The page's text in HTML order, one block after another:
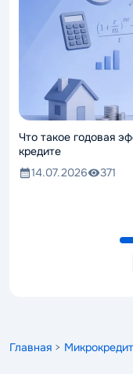
Что такое годовая
кредите
14.07.2026
371
Главная >